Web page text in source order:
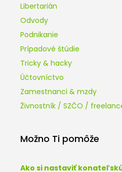
Libertarián
Odvody
Podnikanie
Prípadové štúdie
Tricky & hacky
Účtovníctvo
Zamestnanci & mzdy
Živnostník / SZČO /
Možno Ti pomôže
Ako si nastaviť